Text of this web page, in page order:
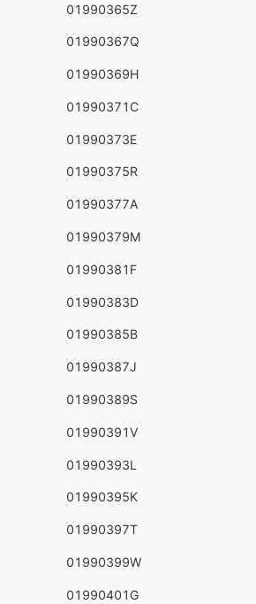
01990365Z
01990367Q
01990369H
01990371C
01990373E
01990375R
01990377A
01990379M
01990381F
01990383D
01990385B
01990387J
01990389S
01990391V
01990393L
01990395K
01990397T
01990399W
01990401G